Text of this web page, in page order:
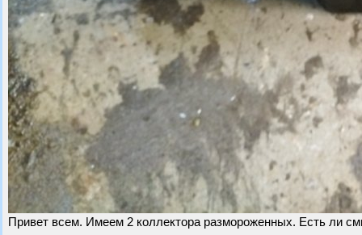
Привет всем. Имеем 2 коллектора размороженных. Есть ли